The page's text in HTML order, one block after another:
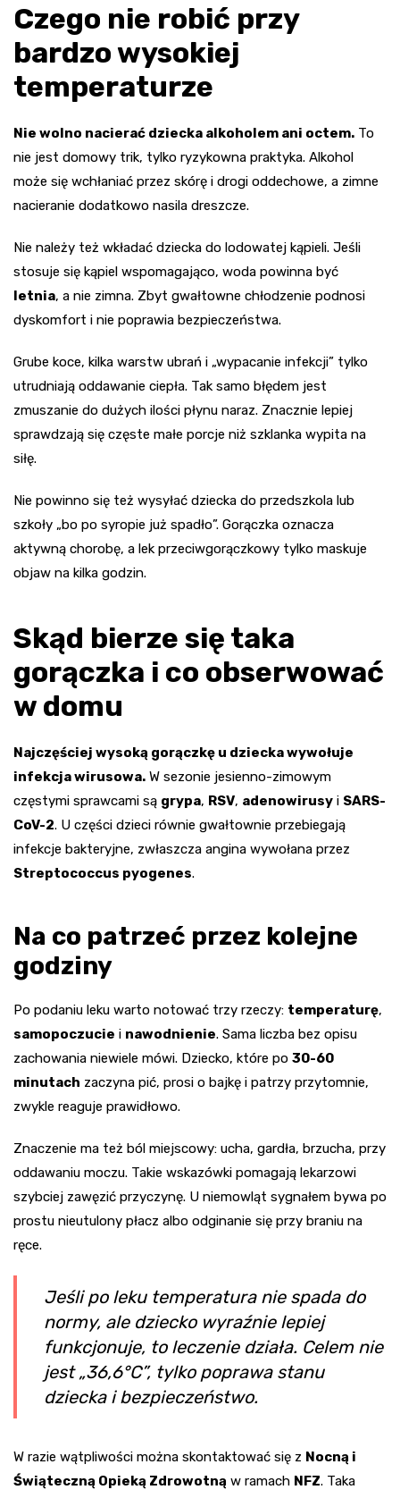
Czego nie robić przy
bardzo wysokiej
temperaturze
Nie wolno nacierać dziecka alkoholem ani octem. To
nie jest domowy trik, tylko ryzykowna praktyka. Alkohol
może się wchłaniać przez skórę i drogi oddechowe, a zimne
nacieranie dodatkowo nasila dreszcze.
Nie należy też wkładać dziecka do lodowatej kąpieli. Jeśli
stosuje się kąpiel wspomagająco, woda powinna być
letnia, a nie zimna. Zbyt gwałtowne chłodzenie podnosi
dyskomfort i nie poprawia bezpieczeństwa.
Grube koce, kilka warstw ubrań i „wypacanie infekcji” tylko
utrudniają oddawanie ciepła. Tak samo błędem jest
zmuszanie do dużych ilości płynu naraz. Znacznie lepiej
sprawdzają się częste małe porcje niż szklanka wypita na
siłę.
Nie powinno się też wysyłać dziecka do przedszkola lub
szkoły „bo po syropie już spadło”. Gorączka oznacza
aktywną chorobę, a lek przeciwgorączkowy tylko maskuje
objaw na kilka godzin.
Skąd bierze się taka
gorączka i co obserwować
w domu
Najczęściej wysoką gorączkę u dziecka wywołuje
infekcja wirusowa. W sezonie jesienno-zimowym
częstymi sprawcami są grypa, RSV, adenowirusy i SARS-
CoV-2. U części dzieci równie gwałtownie przebiegają
infekcje bakteryjne, zwłaszcza angina wywołana przez
Streptococcus pyogenes.
Na co patrzeć przez kolejne
godziny
Po podaniu leku warto notować trzy rzeczy: temperaturę,
samopoczucie i nawodnienie. Sama liczba bez opisu
zachowania niewiele mówi. Dziecko, które po 30-60
minutach zaczyna pić, prosi o bajkę i patrzy przytomnie,
zwykle reaguje prawidłowo.
Znaczenie ma też ból miejscowy: ucha, gardła, brzucha, przy
oddawaniu moczu. Takie wskazówki pomagają lekarzowi
szybciej zawęzić przyczynę. U niemowląt sygnałem bywa po
prostu nieutulony płacz albo odginanie się przy braniu na
ręce.
Jeśli po leku temperatura nie spada do
normy, ale dziecko wyraźnie lepiej
funkcjonuje, to leczenie działa. Celem nie
jest „36,6°C”, tylko poprawa stanu
dziecka i bezpieczeństwo.
W razie wątpliwości można skontaktować się z Nocną i
Świąteczną Opieką Zdrowotną w ramach NFZ. Taka